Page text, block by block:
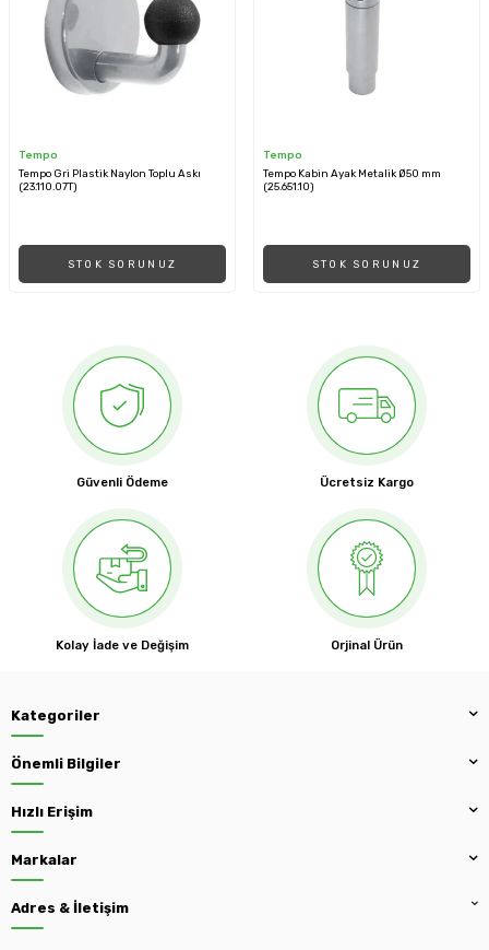
Tempo
Tempo Gri Plastik Naylon Toplu Askı
(23.110.07T)
STOK SORUNUZ
Tempo
Tempo Kabin Ayak Metalik Ø50 mm
(25.651.10)
STOK SORUNUZ
Güvenli Ödeme Ücretsiz Kargo
Kolay İade ve Değişim Orjinal Ürün
Kategoriler
Önemli Bilgiler
Hızlı Erişim
Markalar
Adres & İletişim